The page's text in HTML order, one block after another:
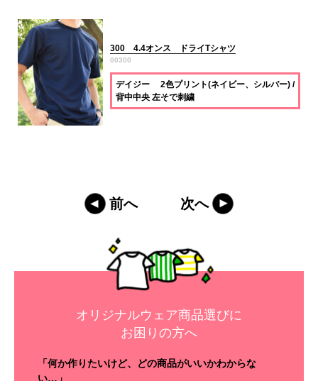
300 4.4オンス ドライTシャツ
00300
デイジー 2色プリント(ネイビー、シルバー) /
背中中央 左そで刺繍
前へ 次へ
オリジナルウェア商品選びに
お困りの方へ
「何か作りたいけど、どの商品がいいかわからな
い…」